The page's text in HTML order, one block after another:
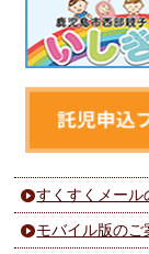
すくすくメール
モバイル版のご